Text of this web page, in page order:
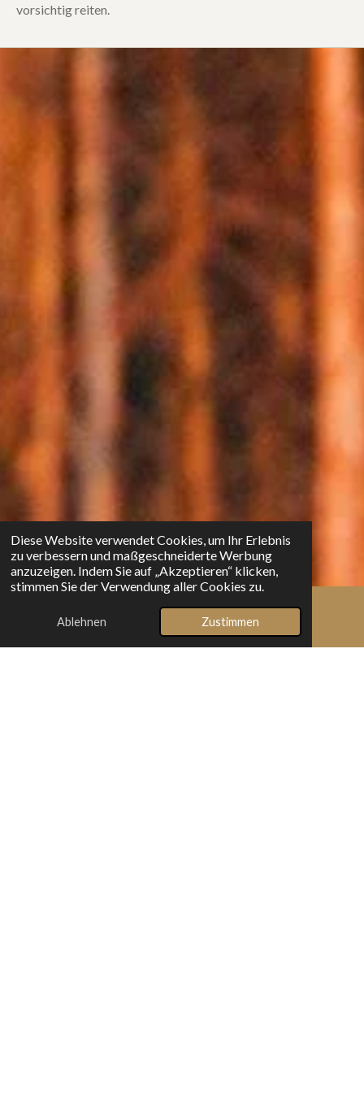
Diese Website verwendet Cookies, um Ihr Erlebnis
zu verbessern und maßgeschneiderte Werbung
anzuzeigen. Indem Sie auf „Akzeptieren“ klicken,
stimmen Sie der Verwendung aller Cookies zu.
Ablehnen Zustimmen
vorsichtig reiten.